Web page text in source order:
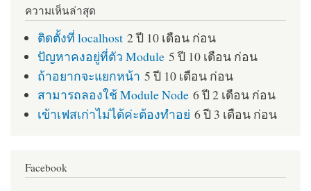
ความเห็นล่าสุด
ติดตั้งที่ localhost 2 ปี 10 เดือน ก่อน
ปัญหาคงอยู่ที่ตัว Module 5 ปี 10 เดือน ก่อน
ถ้าอยากจะแยกหน้า 5 ปี 10 เดือน ก่อน
สามารถลองใช้ Module Node 6 ปี 2 เดือน ก่อน
เข้าเฟสเก่าไม่ได้ค่ะต้องทำอย่ 6 ปี 3 เดือน ก่อน
Facebook